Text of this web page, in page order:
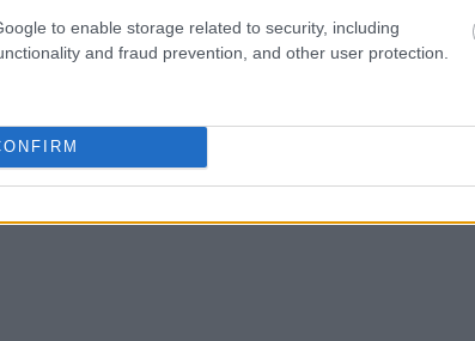
to enable storage related to security, including
and fraud prevention, and other user protection.